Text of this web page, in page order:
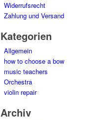
Widerrufsrecht
Zahlung und Versand
Kategorien
Allgemein
how to choose a bow
music teachers
Orchestra
violin repair
Archiv